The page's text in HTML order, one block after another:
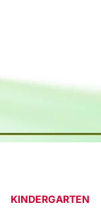
KINDERGARTEN